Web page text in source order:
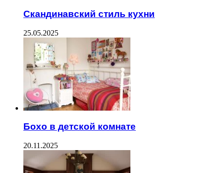
Скандинавский стиль кухни
25.05.2025
Бохо в детской комнате
20.11.2025